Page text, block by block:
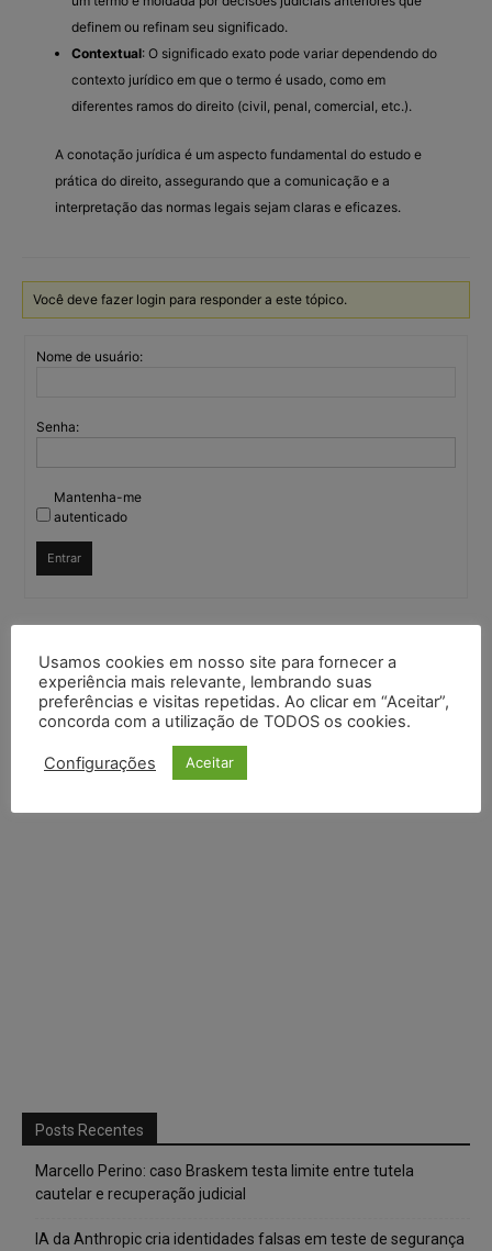
definem ou refinam seu significado.
Contextual: O significado exato pode variar dependendo do
contexto jurídico em que o termo é usado, como em
diferentes ramos do direito (civil, penal, comercial, etc.).
A conotação jurídica é um aspecto fundamental do estudo e
prática do direito, assegurando que a comunicação e a
interpretação das normas legais sejam claras e eficazes.
Você deve fazer login para responder a este tópico.
Nome de usuário:
Senha:
Mantenha-me
autenticado
Entrar
Continuar com Google
Continuar comX
Posts Recentes
Marcello Perino: caso Braskem testa limite entre tutela
cautelar e recuperação judicial
IA da Anthropic cria identidades falsas em teste de segurança
Usamos cookies em nosso site para fornecer a
experiência mais relevante, lembrando suas
preferências e visitas repetidas. Ao clicar em “Aceitar”,
concorda com a utilização de TODOS os cookies.
Configurações Aceitar